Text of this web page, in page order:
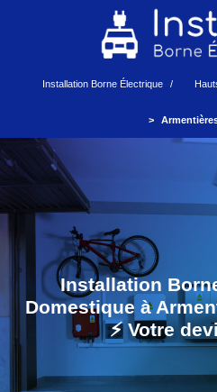
Installation Borne Électrique
Installation
Domestique à
⚡️ Votre